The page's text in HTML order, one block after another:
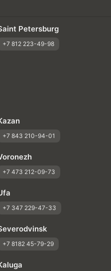
Petersburg
+7 812 223-49-98
+7 843 210-94-01
+7 473 212-09-73
+7 347 229-47-33
+7 8182 45-79-29